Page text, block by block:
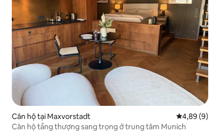
Căn hộ tại Maxvorstadt Xếp hạng
4,89 (9)
Căn hộ tầng thượng sang trọng ở trung tâm Munich